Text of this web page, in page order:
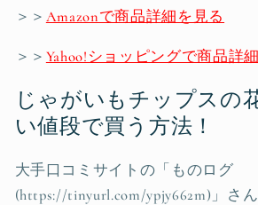
＞＞ Amazonで商品詳細を見る
＞＞ Yahoo!ショッピングで商品詳
じゃがいもチップスの
い値段で買う方法！
大手口コミサイトの「ものログ
(https://tinyurl.com/ypjy662m)」さ